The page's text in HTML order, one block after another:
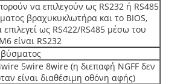
να επιλεγούν ως RS232 ή RS485
βραχυκυκλωτήρα και το BIOS,
ως RS422/RS485 μέσω του
είναι RS232
5wire 8wire (η διεπαφή NGFF δεν
είναι διαθέσιμη οθόνη αφής)